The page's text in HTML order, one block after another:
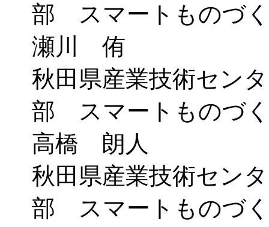
部 スマートものづ
瀬川 侑
秋田県産業技術セン
部 スマートものづ
高橋 朗人
秋田県産業技術セン
部 スマートものづ